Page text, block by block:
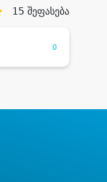
15 შეფასება
0